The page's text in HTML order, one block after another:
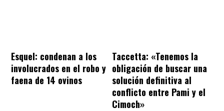
Esquel: condenan a los
involucrados en el robo y
faena de 14 ovinos
Taccetta: «Tenemos la
obligación de buscar una
solución definitiva al
conflicto entre Pami y el
Cimoch»